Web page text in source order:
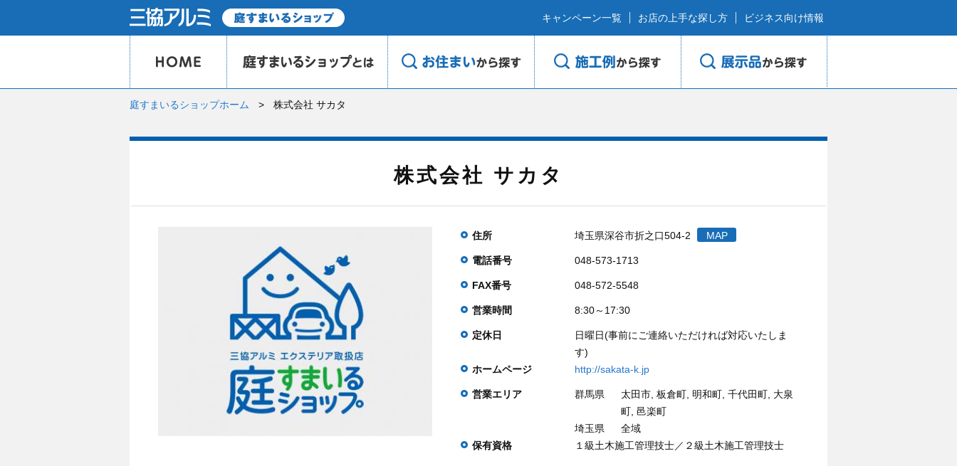
キャンペーン一覧 お店の上手な探し方 ビジネス向け情報
庭すまいるショップホーム 株式会社 サカタ
株式会社 サカタ
住所 埼玉県深谷市折之口504-2 MAP
電話番号 048-573-1713
FAX番号 048-572-5548
営業時間 8:30～17:30
定休日
日曜日(事前にご連絡いただければ対応いたしま
す)
ホームページ
http://sakata-k.jp
営業エリア 群馬県
太田市, 板倉町, 明和町, 千代田町, 大泉
町, 邑楽町
埼玉県
全域
保有資格
１級土木施工管理技士／２級土木施工管理技士